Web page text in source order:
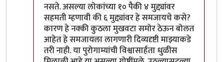
नसते. असल्या लोकांच्या १० पैकी ४ मुद्द्यांवर
सहमती म्हणावी की ६ मुद्द्यांवर हे समजायचे कसे?
कारण हे नक्की कुठला मुखवटा समोर ठेऊन बोलत
आहेत हे समजायला लागणारी दिव्यदृष्टी माझ्याकडे
तरी नाही. या पुरोगाम्यांची विश्वासार्हता धुळीस